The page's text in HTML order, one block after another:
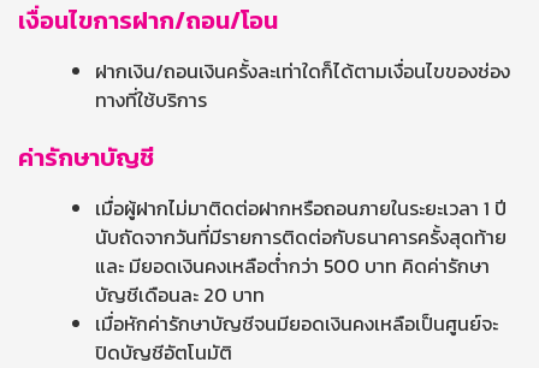
เงื่อนไขการฝาก/ถอน/โอน
ฝากเงิน/ถอนเงินครั้งละเท่าใดก็ได้ตามเงื่อนไขของช่อง
ทางที่ใช้บริการ
ค่ารักษาบัญชี
เมื่อผู้ฝากไม่มาติดต่อฝากหรือถอนภายในระยะเวลา 1 ปี
นับถัดจากวันที่มีรายการติดต่อกับธนาคารครั้งสุดท้าย
และ มียอดเงินคงเหลือต่ำกว่า 500 บาท คิดค่ารักษา
บัญชีเดือนละ 20 บาท
เมื่อหักค่ารักษาบัญชีจนมียอดเงินคงเหลือเป็นศูนย์จะ
ปิดบัญชีอัตโนมัติ